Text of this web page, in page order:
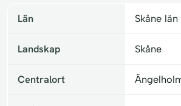
Län Skåne län
Landskap Skåne
Centralort